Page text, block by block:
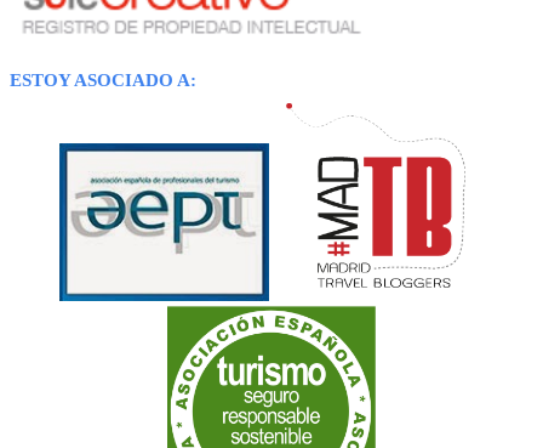
ESTOY ASOCIADO A: